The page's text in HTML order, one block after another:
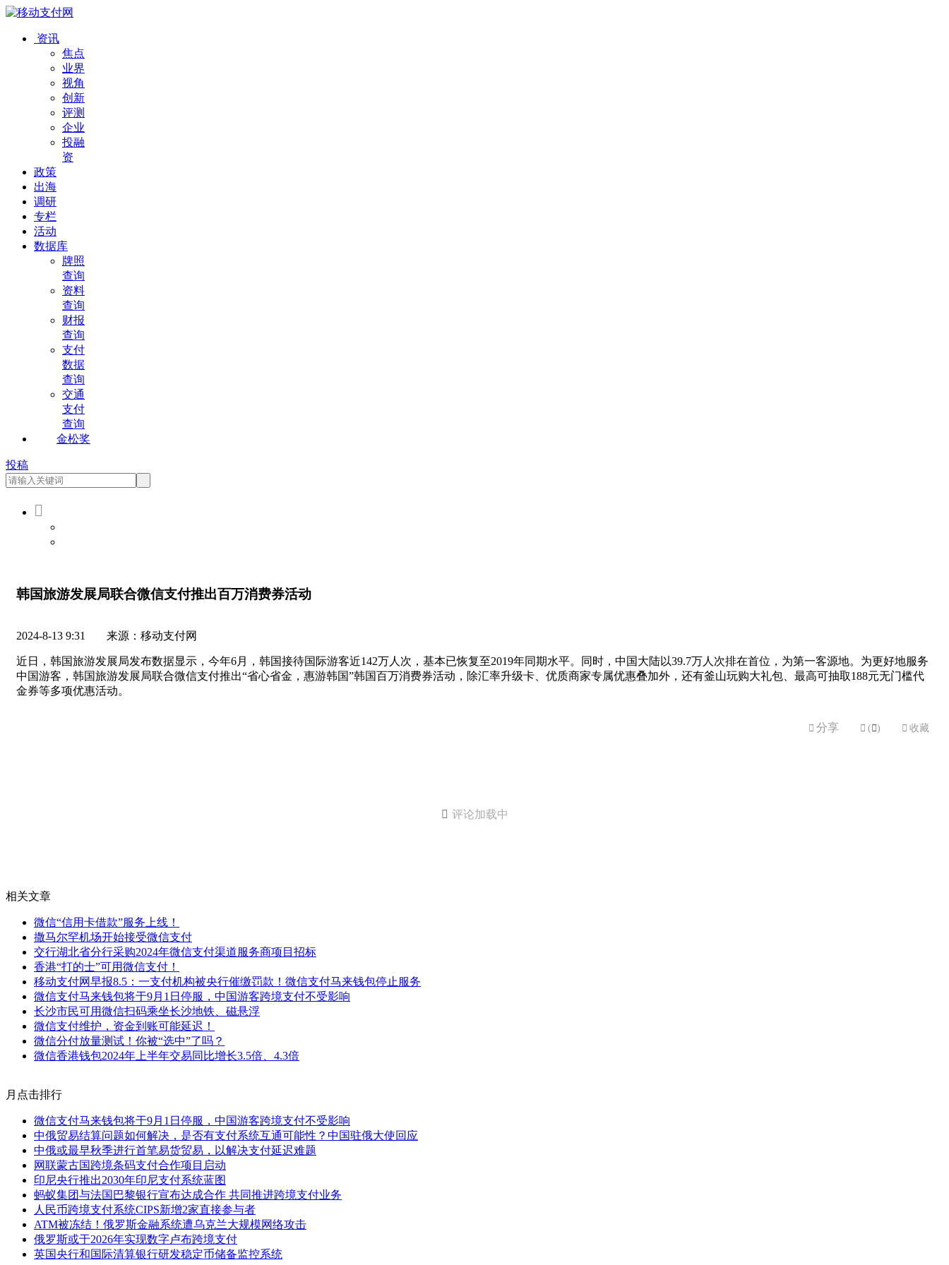
资讯
焦点
业界
视角
创新
评测
企业
投融
资
政策
出海
调研
专栏
活动
数据库
牌照
查询
资料
查询
财报
查询
支付
数据
查询
交通
支付
查询
金松奖
投稿

韩国旅游发展局联合微信支付推出百万消费券活动
2024-8-13 9:31 来源：移动支付网
近日，韩国旅游发展局发布数据显示，今年6月，韩国接待国际游客近142万人次，基本已恢复至2019年同期水平。同时，中国大陆以39.7万人次排在首位，为第一客源地。为更好地服务
中国游客，韩国旅游发展局联合微信支付推出“省心省金，惠游韩国”韩国百万消费券活动，除汇率升级卡、优质商家专属优惠叠加外，还有釜山玩购大礼包、最高可抽取188元无门槛代
金券等多项优惠活动。
 分享  ( )  收藏
 评论加载中
相关文章
微信“信用卡借款”服务上线！
撒马尔罕机场开始接受微信支付
交行湖北省分行采购2024年微信支付渠道服务商项目招标
香港“打的士”可用微信支付！
移动支付网早报8.5：一支付机构被央行催缴罚款！微信支付马来钱包停止服务
微信支付马来钱包将于9月1日停服，中国游客跨境支付不受影响
长沙市民可用微信扫码乘坐长沙地铁、磁悬浮
微信支付维护，资金到账可能延迟！
微信分付放量测试！你被“选中”了吗？
微信香港钱包2024年上半年交易同比增长3.5倍、4.3倍
月点击排行
微信支付马来钱包将于9月1日停服，中国游客跨境支付不受影响
中俄贸易结算问题如何解决，是否有支付系统互通可能性？中国驻俄大使回应
中俄或最早秋季进行首笔易货贸易，以解决支付延迟难题
网联蒙古国跨境条码支付合作项目启动
印尼央行推出2030年印尼支付系统蓝图
蚂蚁集团与法国巴黎银行宣布达成合作 共同推进跨境支付业务
人民币跨境支付系统CIPS新增2家直接参与者
ATM被冻结！俄罗斯金融系统遭乌克兰大规模网络攻击
俄罗斯或于2026年实现数字卢布跨境支付
英国央行和国际清算银行研发稳定币储备监控系统